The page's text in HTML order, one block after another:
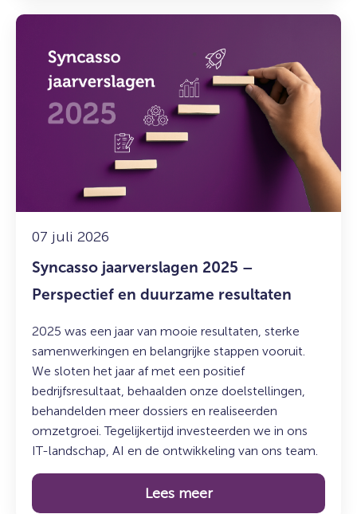
07 juli 2026
Syncasso jaarverslagen 2025 –
Perspectief en duurzame resultaten
2025 was een jaar van mooie resultaten, sterke
samenwerkingen en belangrijke stappen vooruit.
We sloten het jaar af met een positief
bedrijfsresultaat, behaalden onze doelstellingen,
behandelden meer dossiers en realiseerden
omzetgroei. Tegelijkertijd investeerden we in ons
IT-landschap, AI en de ontwikkeling van ons team.
Lees meer
Lees
Syncasso
jaarverslagen
resultaten